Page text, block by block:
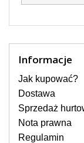
on do
z nim z jak
zaliczyć
rozbity
ekran,
jasność
Informacje
Jak kupować?
Dostawa
Sprzedaż
Nota prawna
Regulamin